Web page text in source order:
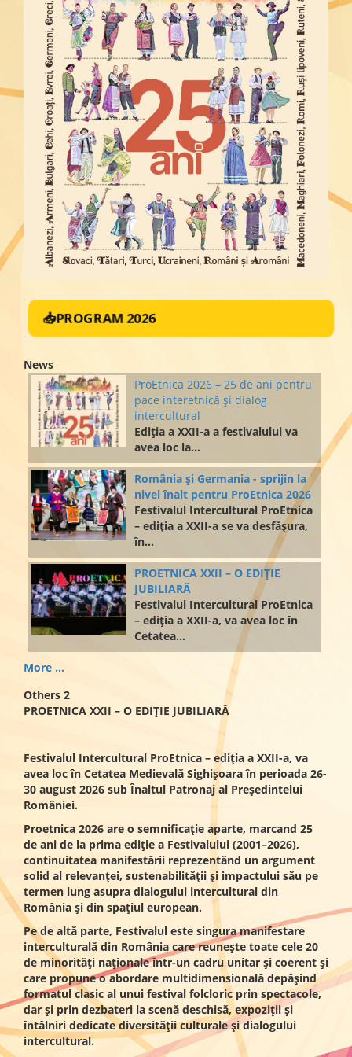
📥PROGRAM 2026
News
ProEtnica 2026 – 25 de ani pentru
pace interetnică și dialog
intercultural
Ediția a XXII-a a festivalului va
avea loc la...
România și Germania - sprijin la
nivel înalt pentru ProEtnica 2026
Festivalul Intercultural ProEtnica
– ediția a XXII-a se va desfășura,
în...
PROETNICA XXII – O EDIȚIE
JUBILIARĂ
Festivalul Intercultural ProEtnica
– ediția a XXII-a, va avea loc în
Cetatea...
More ...
Others 2
PROETNICA XXII – O EDIȚIE JUBILIARĂ
Festivalul Intercultural ProEtnica – ediția a XXII-a, va
avea loc în Cetatea Medievală Sighișoara în perioada 26-
30 august 2026 sub Înaltul Patronaj al Președintelui
României.
Proetnica 2026 are o semnificație aparte, marcand 25
de ani de la prima ediție a Festivalului (2001–2026),
continuitatea manifestării reprezentând un argument
solid al relevanței, sustenabilității și impactului său pe
termen lung asupra dialogului intercultural din
România și din spațiul european.
Pe de altă parte, Festivalul este singura manifestare
interculturală din România care reunește toate cele 20
de minorități naționale într-un cadru unitar și coerent și
care propune o abordare multidimensională depășind
formatul clasic al unui festival folcloric prin spectacole,
dar și prin dezbateri la scenă deschisă, expoziții și
întâlniri dedicate diversității culturale și dialogului
intercultural.